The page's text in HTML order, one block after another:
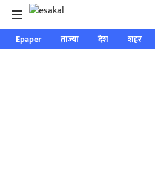
Epaper ताज्या देश शहर